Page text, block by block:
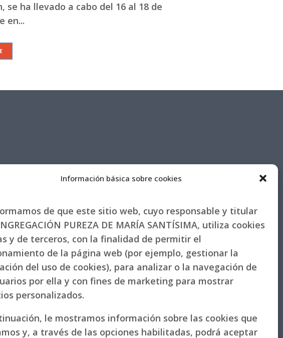
Información básica sobre cookies
de que este sitio web, cuyo responsable y titular
PUREZA DE MARÍA SANTÍSIMA, utiliza cookies
y de terceros, con la finalidad de permitir el
de la página web (por ejemplo, gestionar la
del uso de cookies), para analizar o la navegación de
por ella y con fines de marketing para mostrar
personalizados.
le mostramos información sobre las cookies que
y, a través de las opciones habilitadas, podrá aceptar
se ha llevado a cabo del 16 al 18 de
en...